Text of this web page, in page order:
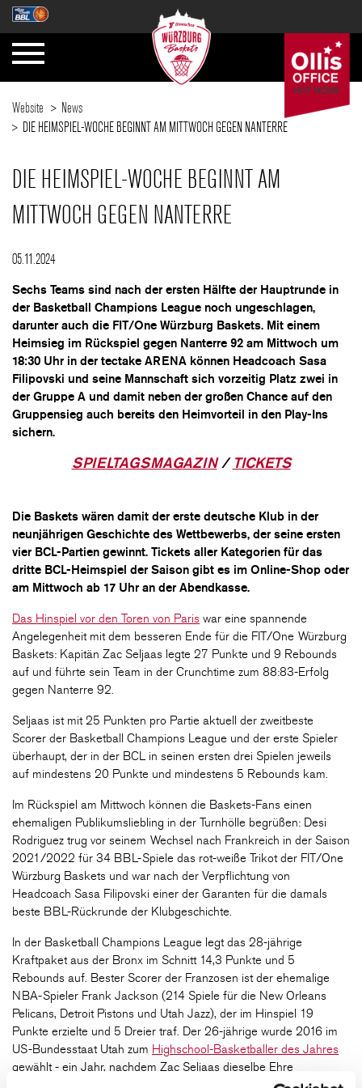
Website
News
DIE HEIMSPIEL-WOCHE BEGINNT AM MITTWOCH GEGEN NANTERRE
DIE HEIMSPIEL-WOCHE BEGINNT AM
MITTWOCH GEGEN NANTERRE
05.11.2024
Sechs Teams sind nach der ersten Hälfte der Hauptrunde in
der Basketball Champions League noch ungeschlagen,
darunter auch die FIT/One Würzburg Baskets. Mit einem
Heimsieg im Rückspiel gegen Nanterre 92 am Mittwoch um
18:30 Uhr in der tectake ARENA können Headcoach Sasa
Filipovski und seine Mannschaft sich vorzeitig Platz zwei in
der Gruppe A und damit neben der großen Chance auf den
Gruppensieg auch bereits den Heimvorteil in den Play-Ins
sichern.
SPIELTAGSMAGAZIN/ TICKETS
Die Baskets wären damit der erste deutsche Klub in der
neunjährigen Geschichte des Wettbewerbs, der seine ersten
vier BCL-Partien gewinnt. Tickets aller Kategorien für das
dritte BCL-Heimspiel der Saison gibt es im Online-Shop oder
am Mittwoch ab 17 Uhr an der Abendkasse.
Das Hinspiel vor den Toren von Paris war eine spannende
Angelegenheit mit dem besseren Ende für die FIT/One Würzburg
Baskets: Kapitän Zac Seljaas legte 27 Punkte und 9 Rebounds
auf und führte sein Team in der Crunchtime zum 88:83-Erfolg
gegen Nanterre 92.
Seljaas ist mit 25 Punkten pro Partie aktuell der zweitbeste
Scorer der Basketball Champions League und der erste Spieler
überhaupt, der in der BCL in seinen ersten drei Spielen jeweils
auf mindestens 20 Punkte und mindestens 5 Rebounds kam.
Im Rückspiel am Mittwoch können die Baskets-Fans einen
ehemaligen Publikumsliebling in der Turnhölle begrüßen: Desi
Rodriguez trug vor seinem Wechsel nach Frankreich in der Saison
2021/2022 für 34 BBL-Spiele das rot-weiße Trikot der FIT/One
Würzburg Baskets und war nach der Verpflichtung von
Headcoach Sasa Filipovski einer der Garanten für die damals
beste BBL-Rückrunde der Klubgeschichte.
In der Basketball Champions League legt das 28-jährige
Kraftpaket aus der Bronx im Schnitt 14,3 Punkte und 5
Rebounds auf. Bester Scorer der Franzosen ist der ehemalige
NBA-Spieler Frank Jackson (214 Spiele für die New Orleans
Pelicans, Detroit Pistons und Utah Jazz), der im Hinspiel 19
Punkte erzielte und 5 Dreier traf. Der 26-jährige wurde 2016 im
US-Bundesstaat Utah zum Highschool-Basketballer des Jahres
gewählt - ein Jahr, nachdem Zac Seljaas dieselbe Ehre